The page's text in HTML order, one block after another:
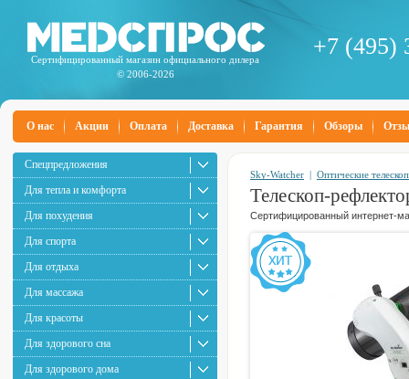
Сертифицированный магазин официального дилера
© 2006-2026
+7 (495)
О нас Акции Оплата Доставка Гарантия Обзоры
Спецпредложения
Для тепла и комфорта
Для похудения
Для спорта
Для отдыха
Для массажа
Для красоты
Для здорового сна
Для здорового дома
Sky-Watcher | Оптические
Телескоп-
Сертифицированный интернет-